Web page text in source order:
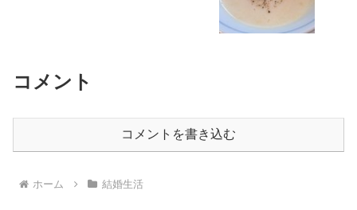
コメント
コメントを書き込む
ホーム 結婚生活